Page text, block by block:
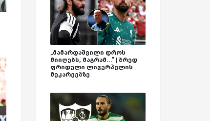
„მამარდაშვილი დროს
მიიღებს, მაგრამ...“ | ბრედ
ფრიდელი ლივერპულის
მეკარეებზე